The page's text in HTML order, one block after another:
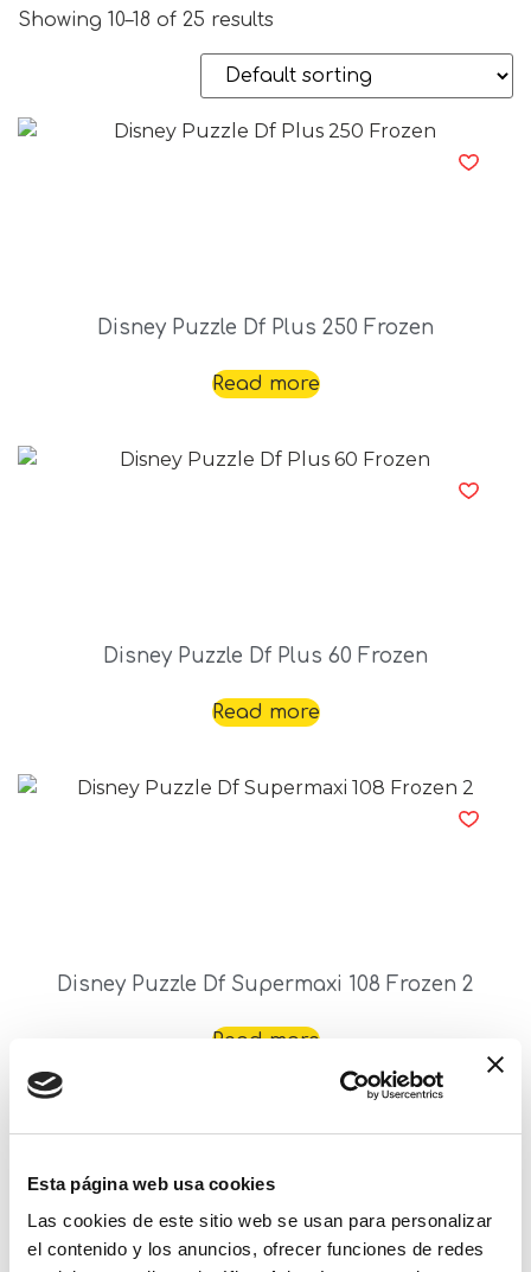
Esta página web usa cookies
Las cookies de este sitio web se usan para personalizar
el contenido y los anuncios, ofrecer funciones de redes
Showing 10–18 of 25 results
Disney Puzzle Df Plus 250 Frozen
Read more
Disney Puzzle Df Plus 60 Frozen
Read more
Disney Puzzle Df Supermaxi 108 Frozen 2
Read more